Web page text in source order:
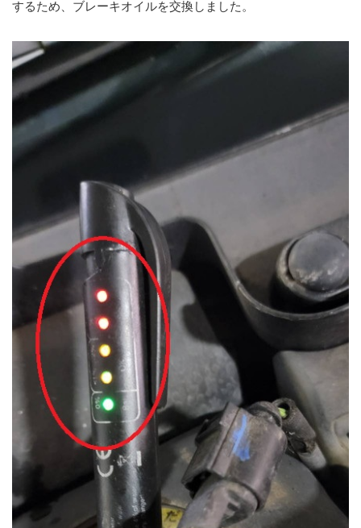
するため、ブレーキオイルを交換しました。